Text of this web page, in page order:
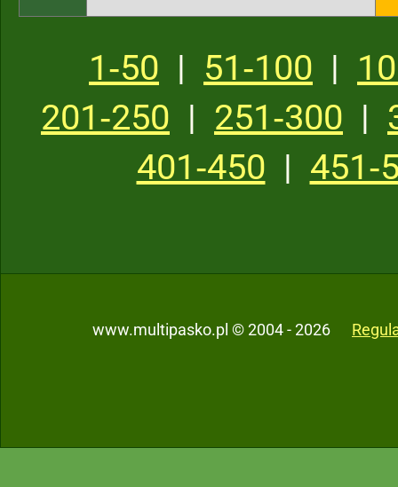
1‑50 | 51‑100 |
201‑250 | 251‑300 |
401‑450 |
www.multipasko.pl © 2004 - 2026